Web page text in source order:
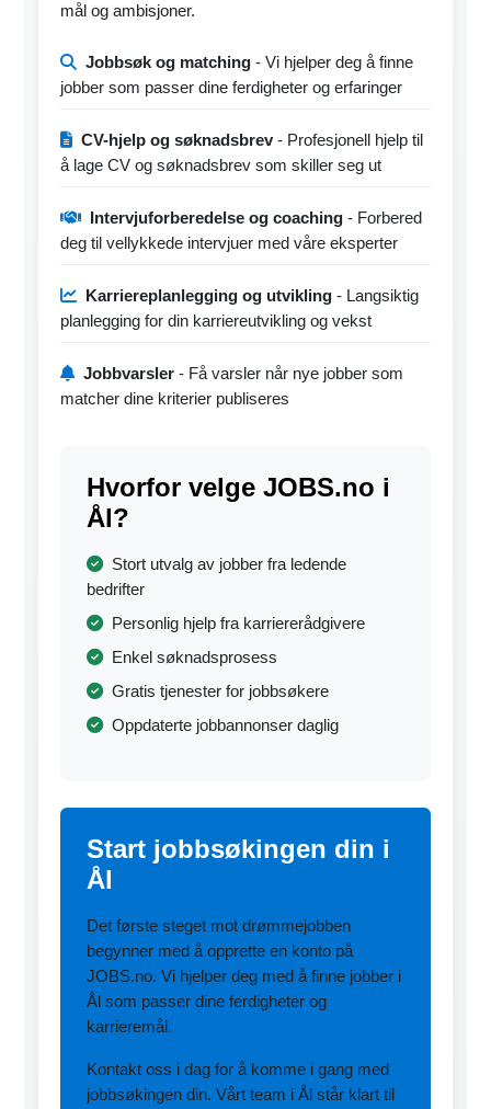
mål og ambisjoner.
Jobbsøk og matching - Vi hjelper deg å finne
jobber som passer dine ferdigheter og erfaringer
CV-hjelp og søknadsbrev- Profesjonell hjelp til
å lage CV og søknadsbrev som skiller seg ut
Intervjuforberedelse og coaching - Forbered
deg til vellykkede intervjuer med våre eksperter
Karriereplanlegging og utvikling - Langsiktig
planlegging for din karriereutvikling og vekst
Jobbvarsler - Få varsler når nye jobber som
matcher dine kriterier publiseres
Hvorfor velge JOBS.no i
Ål?
Stort utvalg av jobber fra ledende
bedrifter
Personlig hjelp fra karriererådgivere
Enkel søknadsprosess
Gratis tjenester for jobbsøkere
Oppdaterte jobbannonser daglig
Start jobbsøkingen din i
Ål
Det første steget mot drømmejobben
begynner med å opprette en konto på
JOBS.no. Vi hjelper deg med å finne jobber i
Ål som passer dine ferdigheter og
karrieremål.
Kontakt oss i dag for å komme i gang med
jobbsøkingen din. Vårt team i Ål står klart til